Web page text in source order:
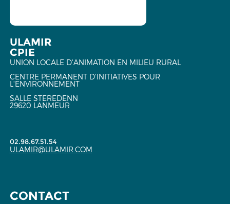
ULAMIR
CPIE
UNION LOCALE D'ANIMATION EN MILIEU RURAL
CENTRE PERMANENT D'INITIATIVES POUR
L'ENVIRONNEMENT
SALLE STEREDENN
29620 LANMEUR
02.98.67.51.54
ULAMIR@ULAMIR.COM
CONTACT